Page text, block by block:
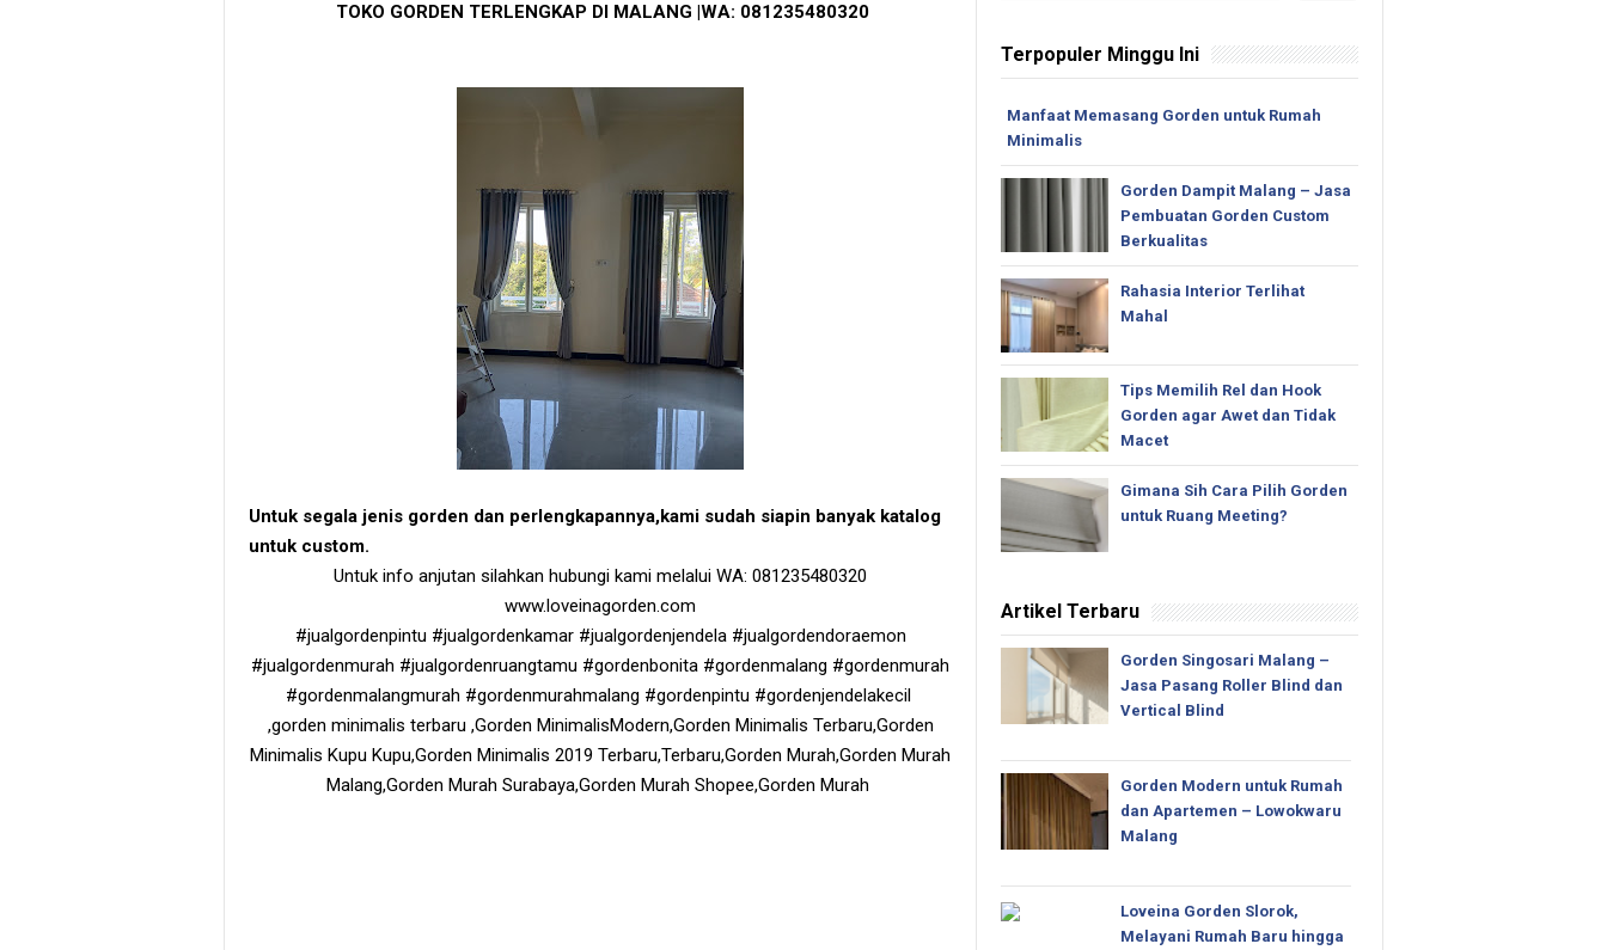
TOKO GORDEN TERLENGKAP DI MALANG |WA: 081235480320
Untuk segala jenis gorden dan perlengkapannya,kami sudah siapin banyak katalog
untuk custom.
Untuk info anjutan silahkan hubungi kami melalui WA: 081235480320
www.loveinagorden.com
#jualgordenpintu #jualgordenkamar #jualgordenjendela #jualgordendoraemon
#jualgordenmurah #jualgordenruangtamu #gordenbonita #gordenmalang #gordenmurah
#gordenmalangmurah #gordenmurahmalang #gordenpintu #gordenjendelakecil
,gorden minimalis terbaru ,Gorden MinimalisModern,Gorden Minimalis Terbaru,Gorden
Minimalis Kupu Kupu,Gorden Minimalis 2019 Terbaru,Terbaru,Gorden Murah,Gorden Murah
Malang,Gorden Murah Surabaya,Gorden Murah Shopee,Gorden Murah
Terpopuler Minggu Ini
Manfaat Memasang Gorden untuk Rumah
Minimalis
Gorden Dampit Malang – Jasa
Pembuatan Gorden Custom
Berkualitas
Rahasia Interior Terlihat
Mahal
Tips Memilih Rel dan Hook
Gorden agar Awet dan Tidak
Macet
Gimana Sih Cara Pilih Gorden
untuk Ruang Meeting?
Artikel Terbaru
Gorden Singosari Malang –
Jasa Pasang Roller Blind dan
Vertical Blind
Gorden Modern untuk Rumah
dan Apartemen – Lowokwaru
Malang
Loveina Gorden Slorok,
Melayani Rumah Baru hingga